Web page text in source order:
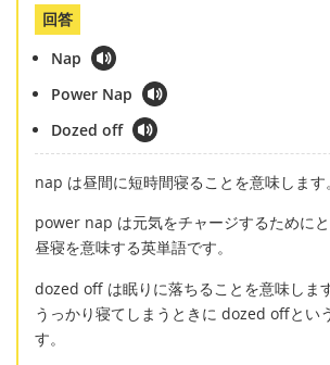
回答
Nap
Power Nap
Dozed off
nap は昼間に短時間寝ることを意味します。
power nap は元気をチャージするために
昼寝を意味する英単語です。
dozed off は眠りに落ちることを意味します
うっかり寝てしまうときに dozed offとい
す。